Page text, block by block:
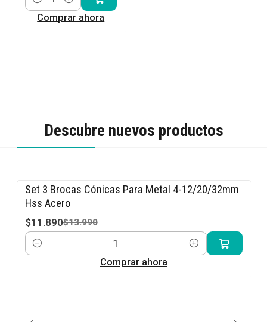
Cantidad
Comprar ahora
Descubre nuevos productos
-15% OFF
Set 3 Brocas Cónicas Para Metal 4-12/20/32mm
Hss Acero
$11.890$13.990
Cantidad
Comprar ahora